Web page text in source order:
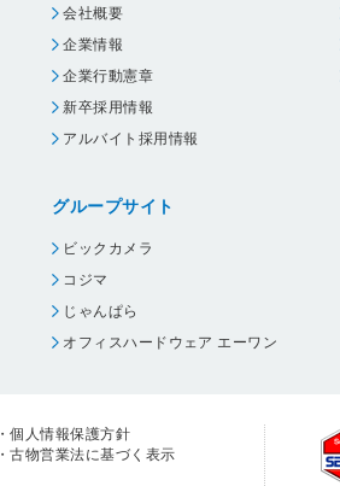
会社概要
企業情報
企業行動憲章
新卒採用情報
アルバイト採用情報
グループサイト
ビックカメラ
コジマ
じゃんぱら
オフィスハードウェア エーワン
・個人情報保護方針
・古物営業法に基づく表示